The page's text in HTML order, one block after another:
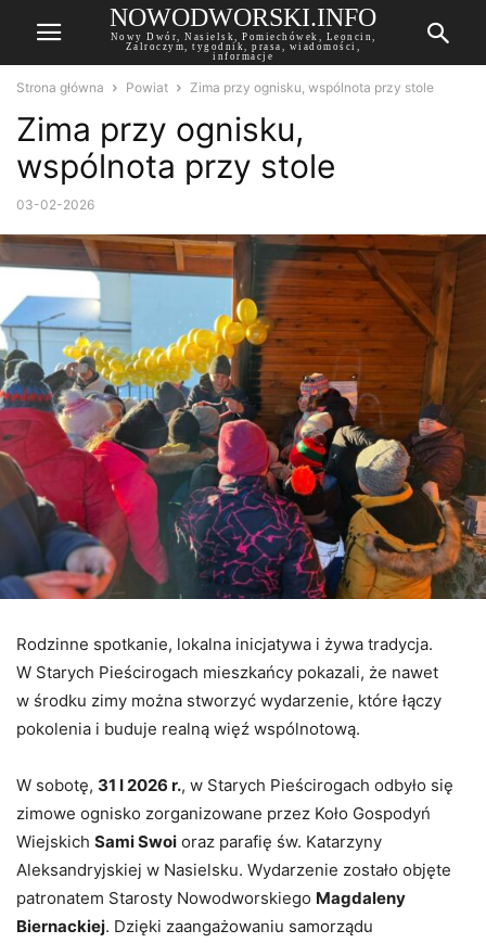
NOWODWORSKI.INFO
Nowy Dwór, Nasielsk, Pomiechówek, Leoncin,
Zalroczym, tygodnik, prasa, wiadomości,
informacje
Strona główna Powiat Zima przy ognisku, wspólnota przy stole
Zima przy ognisku,
wspólnota przy stole
03-02-2026
Rodzinne spotkanie, lokalna inicjatywa i żywa tradycja.
W Starych Pieścirogach mieszkańcy pokazali, że nawet
w środku zimy można stworzyć wydarzenie, które łączy
pokolenia i buduje realną więź wspólnotową.
W sobotę, 31 I 2026 r., w Starych Pieścirogach odbyło się
zimowe ognisko zorganizowane przez Koło Gospodyń
Wiejskich Sami Swoi oraz parafię św. Katarzyny
Aleksandryjskiej w Nasielsku. Wydarzenie zostało objęte
patronatem Starosty Nowodworskiego Magdaleny
Biernackiej. Dzięki zaangażowaniu samorządu